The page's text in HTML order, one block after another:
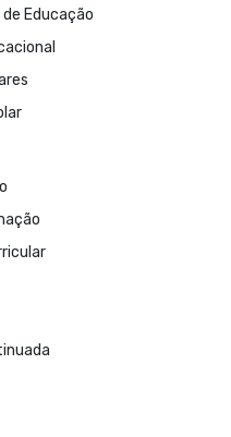
de Educação